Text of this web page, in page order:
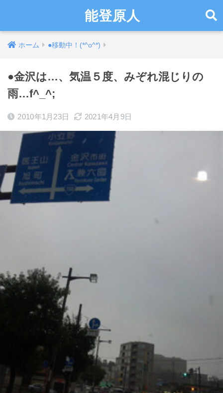
能登原人
ホーム ●移動中！(*^o^*)
●金沢は…、気温５度、みぞれ混じりの
雨…f^_^;
2010年1月23日 2021年4月9日